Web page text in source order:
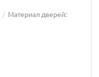
Материал дверей: